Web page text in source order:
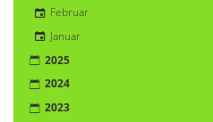
Februar
Januar
2025
2024
2023